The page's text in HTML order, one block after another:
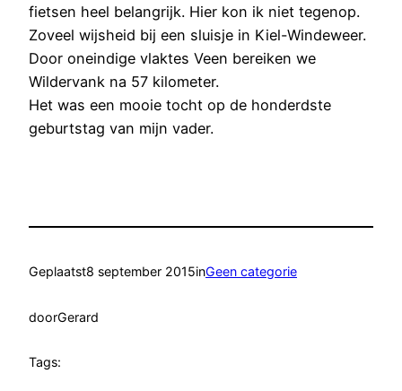
fietsen heel belangrijk. Hier kon ik niet tegenop.
Zoveel wijsheid bij een sluisje in Kiel-Windeweer.
Door oneindige vlaktes Veen bereiken we
Wildervank na 57 kilometer.
Het was een mooie tocht op de honderdste
geburtstag van mijn vader.
Geplaatst8 september 2015inGeen categorie
doorGerard
Tags: